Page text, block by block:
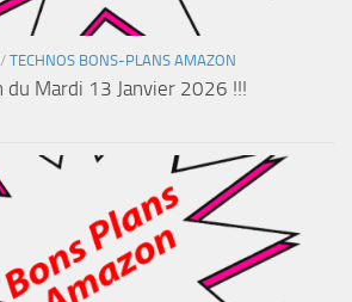
/ TECHNOS BONS-PLANS AMAZON
du Mardi 13 Janvier 2026 !!!